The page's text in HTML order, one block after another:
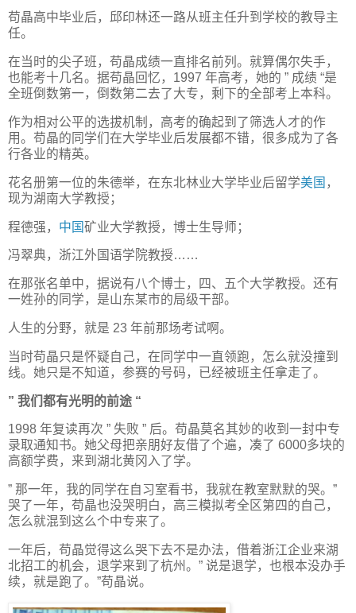
苟晶高中毕业后，邱印林还一路从班主任升到学校的教导主
任。
在当时的尖子班，苟晶成绩一直排名前列。就算偶尔失手，
也能考十几名。据苟晶回忆，1997 年高考，她的 ” 成绩 “是
全班倒数第一，倒数第二去了大专，剩下的全部考上本科。
作为相对公平的选拔机制，高考的确起到了筛选人才的作
用。苟晶的同学们在大学毕业后发展都不错，很多成为了各
行各业的精英。
花名册第一位的朱德举，在东北林业大学毕业后留学美国 ，
现为湖南大学教授；
程德强， 中国矿业大学教授，博士生导师；
冯翠典，浙江外国语学院教授……
在那张名单中，据说有八个博士，四、五个大学教授。还有
一姓孙的同学，是山东某市的局级干部。
人生的分野，就是 23 年前那场考试啊。
当时苟晶只是怀疑自己，在同学中一直领跑，怎么就没撞到
线。她只是不知道，参赛的号码，已经被班主任拿走了。
” 我们都有光明的前途 “
1998 年复读再次 ” 失败 ” 后。苟晶莫名其妙的收到一封中专
录取通知书。她父母把亲朋好友借了个遍，凑了 6000多块的
高额学费，来到湖北黄冈入了学。
” 那一年，我的同学在自习室看书，我就在教室默默的哭。”
哭了一年，苟晶也没哭明白，高三模拟考全区第四的自己，
怎么就混到这么个中专来了。
一年后，苟晶觉得这么哭下去不是办法，借着浙江企业来湖
北招工的机会，退学来到了杭州。” 说是退学，也根本没办手
续，就是跑了。”苟晶说。